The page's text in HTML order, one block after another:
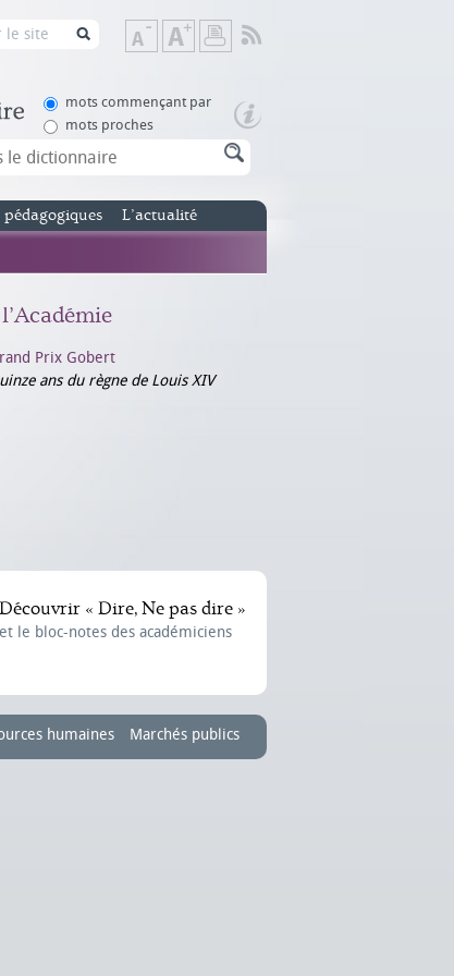
Diminuer
la
de
Augmenter
la
de
mots commençant par
mots proches
L’actualité
Prix Gobert
ans du règne de Louis XIV
Découvrir « Dire, Ne pas dire »
et le bloc-notes des académiciens
humaines Marchés publics